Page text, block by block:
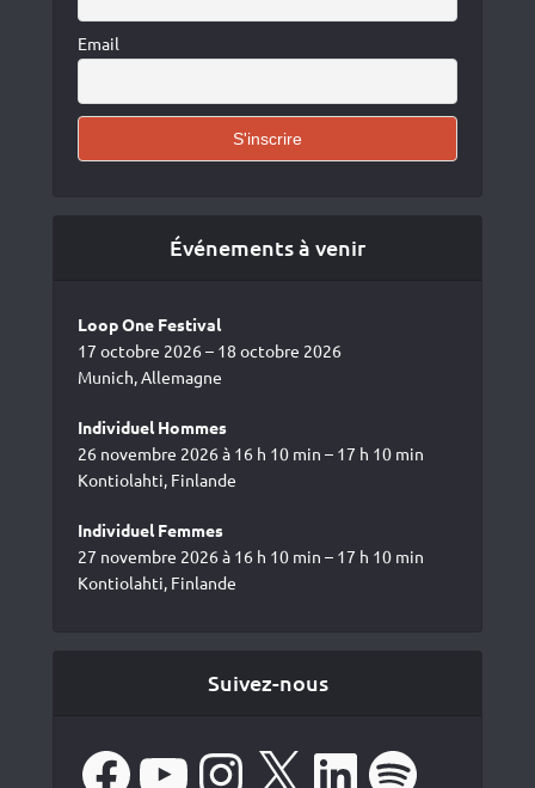
Email
Événements à venir
Loop One Festival
17 octobre 2026 – 18 octobre 2026
Munich, Allemagne
Individuel Hommes
26 novembre 2026 à 16 h 10 min – 17 h 10 min
Kontiolahti, Finlande
Individuel Femmes
27 novembre 2026 à 16 h 10 min – 17 h 10 min
Kontiolahti, Finlande
Suivez-nous
FacebookYouTube Instagram LinkedIn Spotify